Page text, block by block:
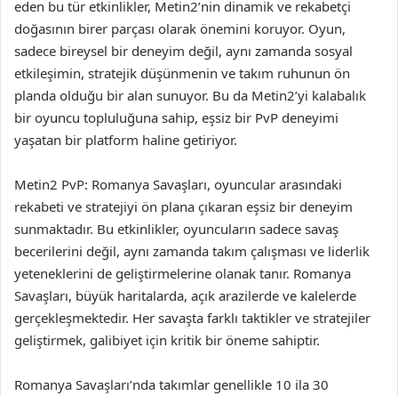
eden bu tür etkinlikler, Metin2’nin dinamik ve rekabetçi
doğasının birer parçası olarak önemini koruyor. Oyun,
sadece bireysel bir deneyim değil, aynı zamanda sosyal
etkileşimin, stratejik düşünmenin ve takım ruhunun ön
planda olduğu bir alan sunuyor. Bu da Metin2’yi kalabalık
bir oyuncu topluluğuna sahip, eşsiz bir PvP deneyimi
yaşatan bir platform haline getiriyor.
Metin2 PvP: Romanya Savaşları, oyuncular arasındaki
rekabeti ve stratejiyi ön plana çıkaran eşsiz bir deneyim
sunmaktadır. Bu etkinlikler, oyuncuların sadece savaş
becerilerini değil, aynı zamanda takım çalışması ve liderlik
yeteneklerini de geliştirmelerine olanak tanır. Romanya
Savaşları, büyük haritalarda, açık arazilerde ve kalelerde
gerçekleşmektedir. Her savaşta farklı taktikler ve stratejiler
geliştirmek, galibiyet için kritik bir öneme sahiptir.
Romanya Savaşları’nda takımlar genellikle 10 ila 30